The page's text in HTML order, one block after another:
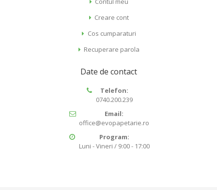
Creare cont
Cos cumparaturi
Recuperare parola
Date de contact
Telefon:
0740.200.239
Email:
office@evopapetarie.ro
Program:
Luni - Vineri / 9:00 - 17:00